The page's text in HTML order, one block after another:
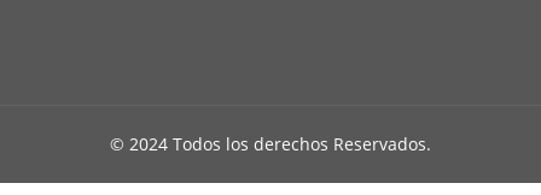
© 2024 Todos los derechos Reservados.